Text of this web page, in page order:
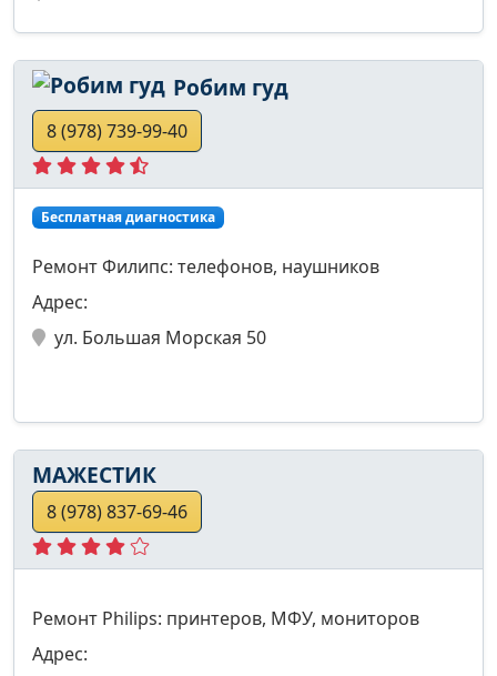
Робим гуд
8 (978) 739-99-40
Бесплатная диагностика
Ремонт Филипс: телефонов, наушников
Адрес:
ул. Большая Морская 50
МАЖЕСТИК
8 (978) 837-69-46
Ремонт Philips: принтеров, МФУ, мониторов
Адрес: